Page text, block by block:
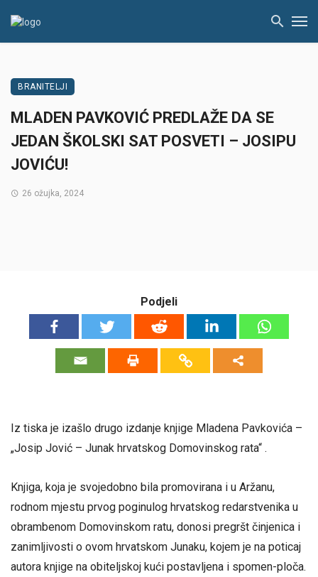
BRANITELJI
MLADEN PAVKOVIĆ PREDLAŽE DA SE
JEDAN ŠKOLSKI SAT POSVETI – JOSIPU
JOVIĆU!
26 ožujka, 2024
Podjeli
Iz tiska je izašlo drugo izdanje knjige Mladena Pavkovića –
„Josip Jović – Junak hrvatskog Domovinskog rata“ .
Knjiga, koja je svojedobno bila promovirana i u Aržanu,
rodnom mjestu prvog poginulog hrvatskog redarstvenika u
obrambenom Domovinskom ratu, donosi pregršt činjenica i
zanimljivosti o ovom hrvatskom Junaku, kojem je na poticaj
autora knjige na obiteljskoj kući postavljena i spomen-ploča.